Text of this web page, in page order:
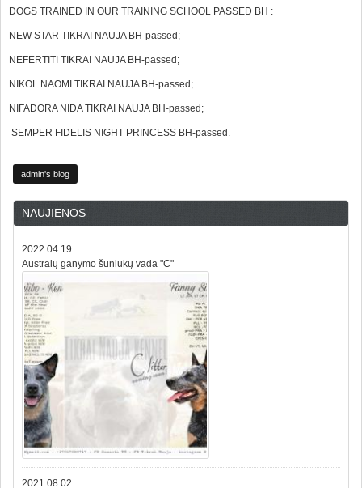
DOGS TRAINED IN OUR TRAINING SCHOOL PASSED BH :
NEW STAR TIKRAI NAUJA BH-passed;
NEFERTITI TIKRAI NAUJA BH-passed;
NIKOL NAOMI TIKRAI NAUJA BH-passed;
NIFADORA NIDA TIKRAI NAUJA BH-passed;
SEMPER FIDELIS NIGHT PRINCESS BH-passed.
admin's blog
NAUJIENOS
2022.04.19
Australų ganymo šuniukų vada "C"
2021.08.02